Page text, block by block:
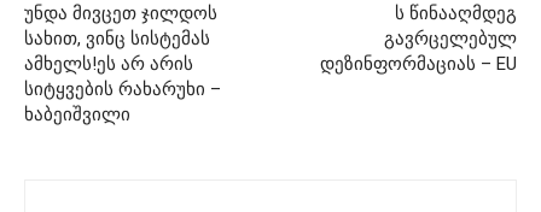
უნდა მივცეთ ჯილდოს
სახით, ვინც სისტემას
ამხელს!ეს არ არის
სიტყვების რახარუხი –
ხაბეიშვილი
ს წინააღმდეგ
გავრცელებულ
დეზინფორმაციას – EU